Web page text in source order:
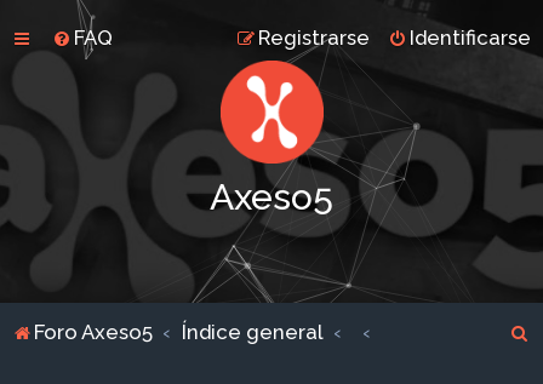
FAQ Identificarse
Registrarse
Axeso5
Foro Axeso5 Índice general